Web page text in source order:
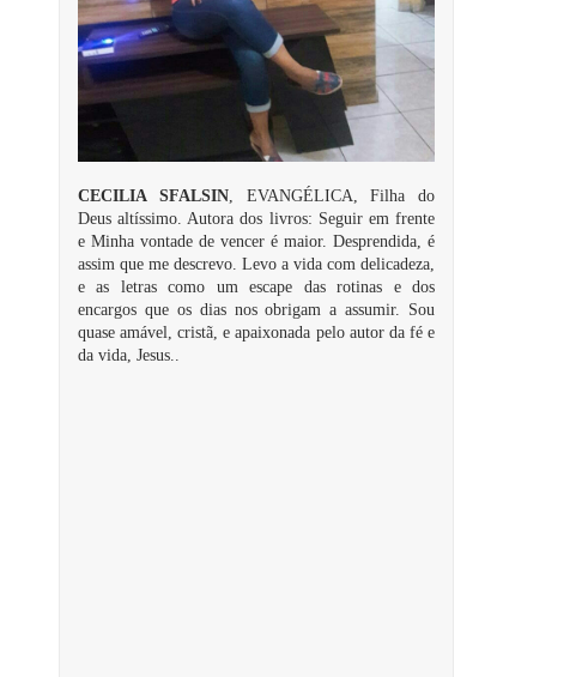
CECILIA SFALSIN, EVANGÉLICA, Filha do
Deus altíssimo. Autora dos livros: Seguir em frente
e Minha vontade de vencer é maior. Desprendida, é
assim que me descrevo. Levo a vida com delicadeza,
e as letras como um escape das rotinas e dos
encargos que os dias nos obrigam a assumir. Sou
quase amável, cristã, e apaixonada pelo autor da fé e
da vida, Jesus..